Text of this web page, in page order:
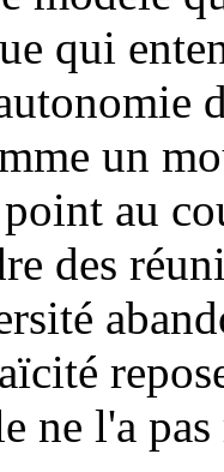
qui
un
au
des
ne l'a pas